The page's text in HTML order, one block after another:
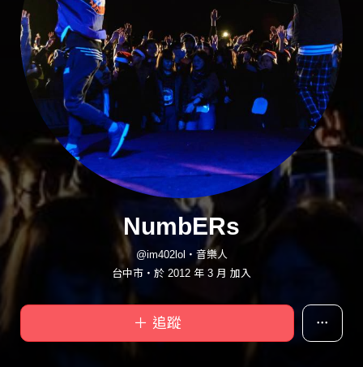
NumbERs
@im402lol・音樂人
台中市・於 2012 年 3 月 加入
＋ 追蹤